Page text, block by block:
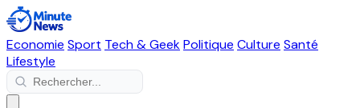
Economie Sport Tech & GeekPolitique Culture Santé
Lifestyle